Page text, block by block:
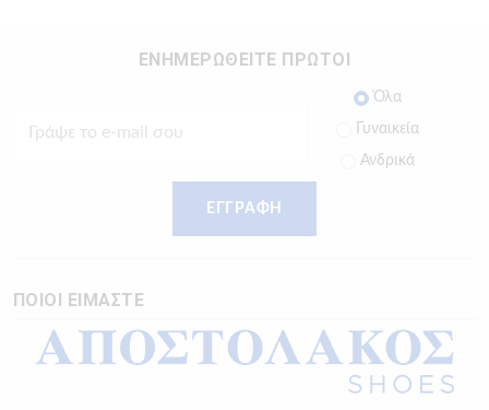
ΕΝΗΜΕΡΩΘΕΙΤΕ ΠΡΩΤΟΙ
Όλα
Γυναικεία
Ανδρικά
ΕΓΓΡΑΦΗ
ΠΟΙΟΙ ΕΙΜΑΣΤΕ